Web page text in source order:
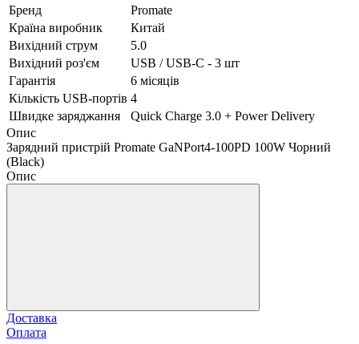
Бренд
Promate
Країна виробник
Китай
Вихідний струм
5.0
Вихідний роз'єм
USB / USB-C - 3 шт
Гарантія
6 місяців
Кількість USB-портів 4
Швидке заряджання
Quick Charge 3.0 + Power Delivery
Опис
Зарядний пристрій Promate GaNPort4-100PD 100W Чорний
(Black)
Опис
Доставка
Оплата